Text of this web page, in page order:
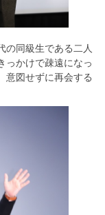
の同級生である二人
っかけで疎遠になっ
意図せずに再会する